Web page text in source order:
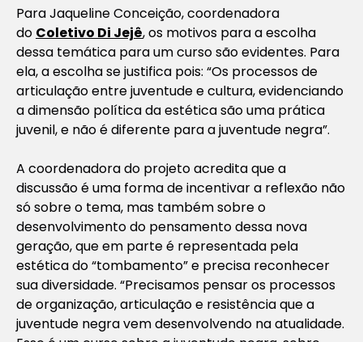
Para Jaqueline Conceição, coordenadora
do Coletivo Di Jejê, os motivos para a escolha
dessa temática para um curso são evidentes. Para
ela, a escolha se justifica pois: “Os processos de
articulação entre juventude e cultura, evidenciando
a dimensão política da estética são uma prática
juvenil, e não é diferente para a juventude negra”.
A coordenadora do projeto acredita que a
discussão é uma forma de incentivar a reflexão não
só sobre o tema, mas também sobre o
desenvolvimento do pensamento dessa nova
geração, que em parte é representada pela
estética do “tombamento” e precisa reconhecer
sua diversidade. “Precisamos pensar os processos
de organização, articulação e resistência que a
juventude negra vem desenvolvendo na atualidade.